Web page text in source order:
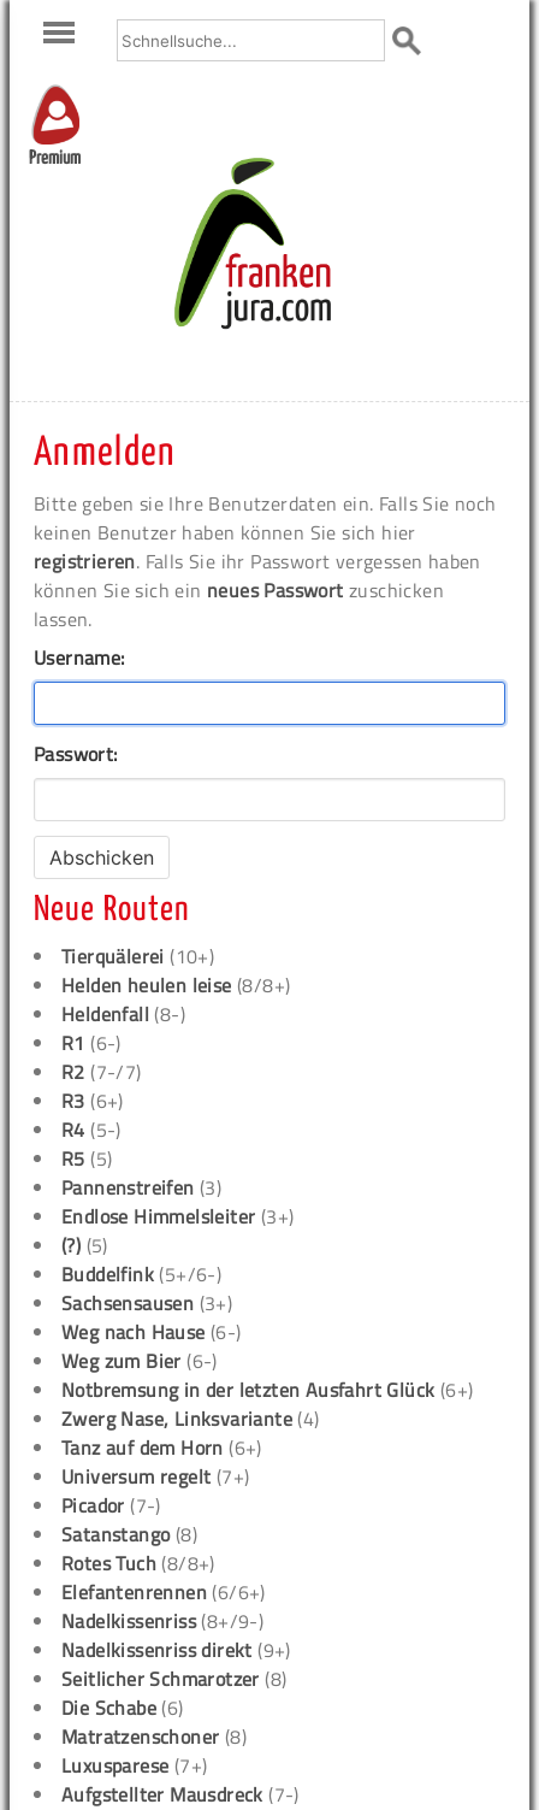
Premium
Anmelden
Bitte geben sie Ihre Benutzerdaten ein. Falls Sie noch
keinen Benutzer haben können Sie sich hier
registrieren. Falls Sie ihr Passwort vergessen haben
können Sie sich ein neues Passwort zuschicken
lassen.
Username:
Passwort:
Neue Routen
Tierquälerei (10+)
Helden heulen leise (8/8+)
Heldenfall (8-)
R1 (6-)
R2 (7-/7)
R3 (6+)
R4 (5-)
R5 (5)
Pannenstreifen (3)
Endlose Himmelsleiter (3+)
(?) (5)
Buddelfink (5+/6-)
Sachsensausen (3+)
Weg nach Hause (6-)
Weg zum Bier (6-)
Notbremsung in der letzten Ausfahrt Glück (6+)
Zwerg Nase, Linksvariante (4)
Tanz auf dem Horn (6+)
Universum regelt (7+)
Picador (7-)
Satanstango(8)
Rotes Tuch (8/8+)
Elefantenrennen (6/6+)
Nadelkissenriss(8+/9-)
Nadelkissenriss direkt (9+)
Seitlicher Schmarotzer (8)
Die Schabe (6)
Matratzenschoner (8)
Luxusparese (7+)
Aufgstellter Mausdreck (7-)